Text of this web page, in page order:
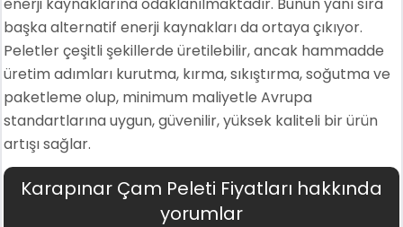
başka alternatif enerji kaynakları da ortaya çıkıyor.
Peletler çeşitli şekillerde üretilebilir, ancak hammadde
üretim adımları kurutma, kırma, sıkıştırma, soğutma ve
paketleme olup, minimum maliyetle Avrupa
standartlarına uygun, güvenilir, yüksek kaliteli bir ürün
artışı sağlar.
Karapınar Çam Peleti Fiyatları hakkında
yorumlar